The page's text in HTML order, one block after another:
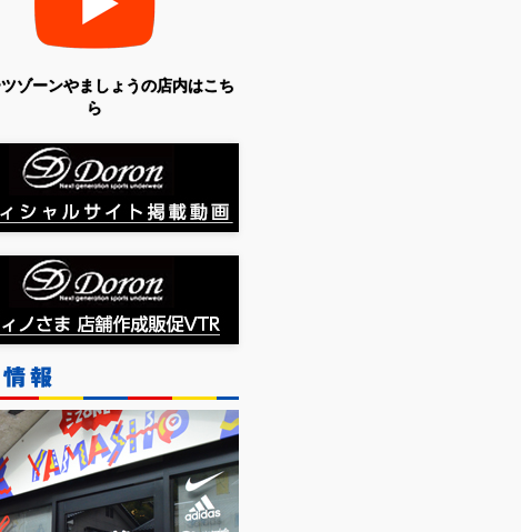
ゾーンやましょうの店内はこち
ら